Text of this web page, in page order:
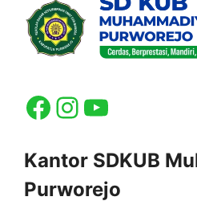
Facebook
Instagram
YouTube
Kantor SDKUB
Purworejo